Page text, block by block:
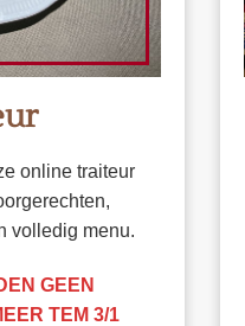
online traiteur
volledig menu.
GEEN
TEM 3/1